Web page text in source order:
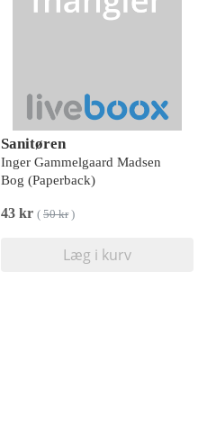
Sanitøren
Inger Gammelgaard Madsen
Bog (Paperback)
43 kr ( 50 kr)
Læg i kurv